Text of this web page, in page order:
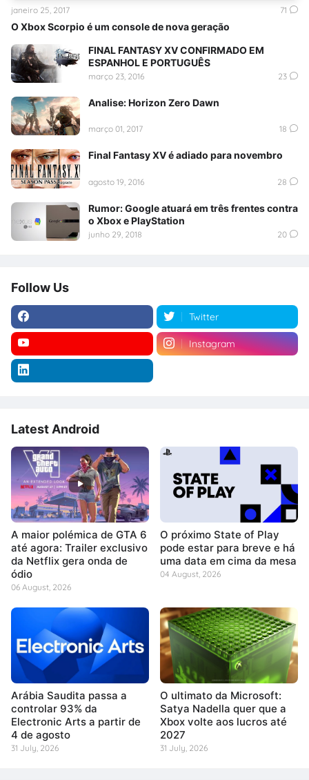
O Xbox Scorpio é um console de nova geração
janeiro 25, 2017 71
FINAL FANTASY XV CONFIRMADO EM
ESPANHOL E PORTUGUÊS
março 23, 2016 23
Analise: Horizon Zero Dawn
março 01, 2017 18
Final Fantasy XV é adiado para novembro
agosto 19, 2016 28
Rumor: Google atuará em três frentes contra
o Xbox e PlayStation
junho 29, 2018 20
Follow Us
Twitter
Instagram
Latest Android
A maior polémica de GTA 6
até agora: Trailer exclusivo
da Netflix gera onda de
ódio
06 August, 2026
O próximo State of Play
pode estar para breve e há
uma data em cima da mesa
04 August, 2026
Arábia Saudita passa a
controlar 93% da
Electronic Arts a partir de
4 de agosto
31 July, 2026
O ultimato da Microsoft:
Satya Nadella quer que a
Xbox volte aos lucros até
2027
31 July, 2026